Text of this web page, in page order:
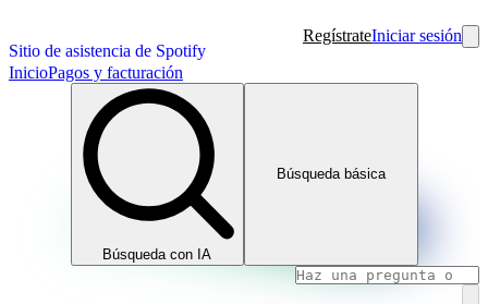
Sitio de asistencia de Spotify
RegístrateIniciar sesión
InicioPagos y facturación
Búsqueda con IA
Búsqueda básica